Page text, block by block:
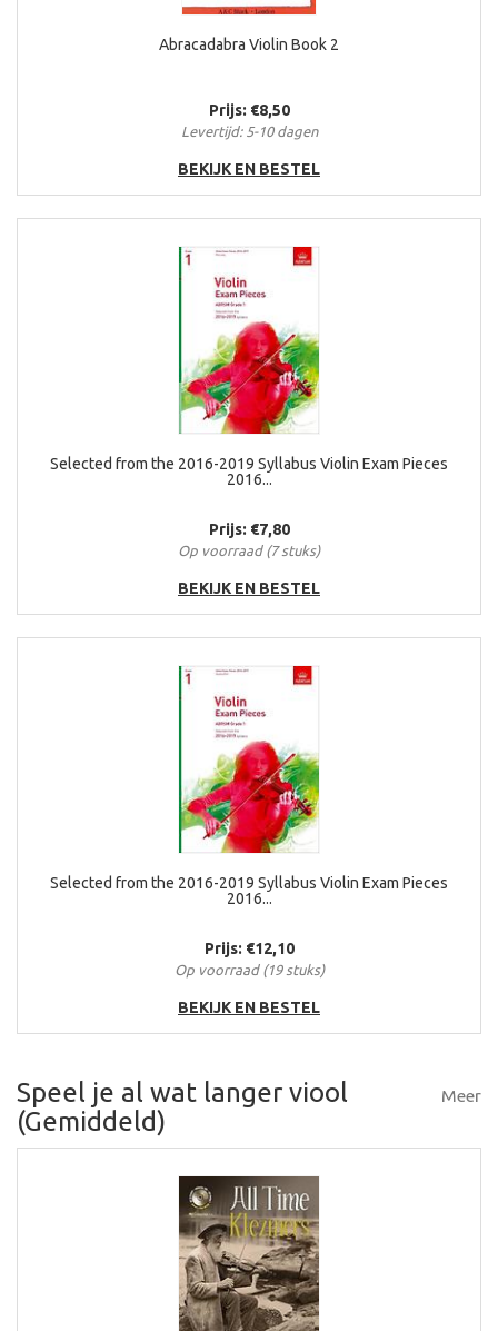
Abracadabra Violin Book 2
Prijs: €8,50
Levertijd: 5-10 dagen
BEKIJK EN BESTEL
Selected from the 2016-2019 Syllabus Violin Exam Pieces
2016...
Prijs: €7,80
Op voorraad (7 stuks)
BEKIJK EN BESTEL
Selected from the 2016-2019 Syllabus Violin Exam Pieces
2016...
Prijs: €12,10
Op voorraad (19 stuks)
BEKIJK EN BESTEL
Meer
Speel je al wat langer viool
(Gemiddeld)